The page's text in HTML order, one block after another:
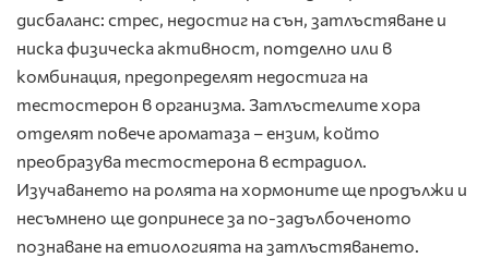
дисбаланс: стрес, недостиг на сън, затлъстяване и
ниска физическа активност, потделно или в
комбинация, предопределят недостига на
тестостерон в организма. Затлъстелите хора
отделят повече ароматаза – ензим, който
преобразува тестостерона в естрадиол.
Изучаването на ролята на хормоните ще продължи и
несъмнено ще допринесе за по-задълбоченото
познаване на етиологията на затлъстяването.